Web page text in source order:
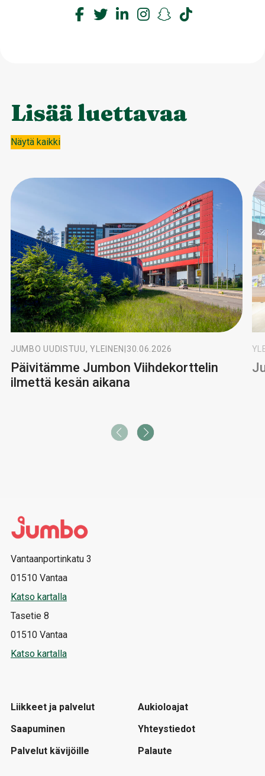
Lisää luettavaa
Näytä kaikki
JUMBO UUDISTUU, YLEINEN 30.06.2026
Päivitämme Jumbon Viihdekorttelin
ilmettä kesän aikana
Vantaanportinkatu 3
01510 Vantaa
Katso kartalla
Tasetie 8
01510 Vantaa
Katso kartalla
Liikkeet ja palvelut
Saapuminen
Palvelut kävijöille
Aukioloajat
Yhteystiedot
Palaute